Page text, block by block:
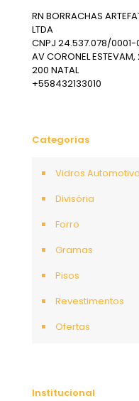
RN BORRACHAS
LTDA
CNPJ 24.537.078/0001-
AV CORONEL
200 NATAL
+558432133010
Categorias
Vidros
Divisória
Forro
Gramas
Pisos
Revestimentos
Ofertas
Institucional